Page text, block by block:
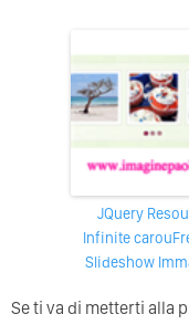
jQuery Resources:
Infinite
Slideshow
Se ti va di metterti alla